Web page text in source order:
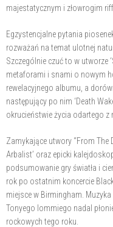
majestatycznym i złowrogim
Egzystencjalne pytania
rozważań na temat ulotnej
Szczególnie czuć to w utworze
metaforami i snami o nowym
rewelacyjnego albumu, a
następujący po nim ‘Death
okrucieństwie życia odartego z
Zamykające utwory “From The
Arbalist’ oraz epicki
podsumowanie gry światła i
rok po ostatnim koncercie
miejsce w Birmingham.
Tonyego Iommiego nadal
rockowych tego roku.